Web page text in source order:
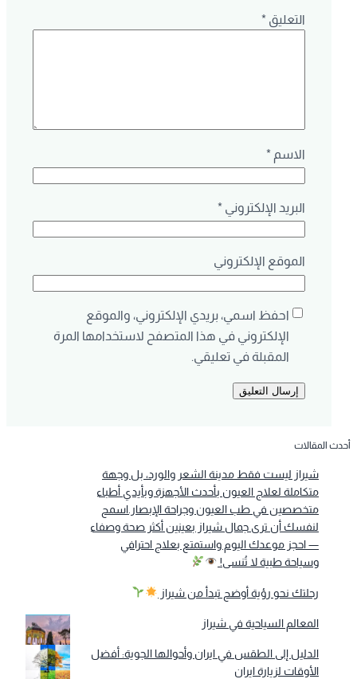
التعليق*
الاسم*
البريد الإلكتروني*
الموقع الإلكتروني
احفظ اسمي، بريدي الإلكتروني، والموقع
الإلكتروني في هذا المتصفح لاستخدامها المرة
المقبلة في تعليقي.
أحدث المقالات
شيراز ليست فقط مدينة الشعر والورد، بل وجهة
متكاملة لعلاج العيون بأحدث الأجهزة وبأيدي أطباء
متخصصين في طب العيون وجراحة الإبصار.اسمح
لنفسك أن ترى جمال شيراز بعينين أكثر صحة وصفاء
— احجز موعدك اليوم واستمتع بعلاج احترافي
وسياحة طبية لا تُنسى!
رحلتك نحو رؤية أوضح تبدأ من شيراز
المعالم السياحية في شيراز
الدليل إلى الطقس في ايران وأحوالها الجوية: أفضل
الأوقات لزيارة ايران